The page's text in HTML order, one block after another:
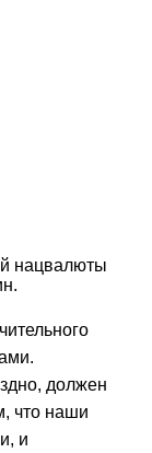
нацвалюты
должен
что наши
и